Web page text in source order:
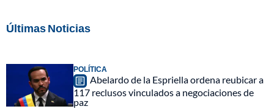
Últimas Noticias
POLÍTICA
Abelardo de la Espriella ordena reubicar a
117 reclusos vinculados a negociaciones de
paz